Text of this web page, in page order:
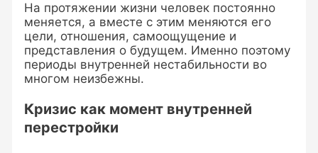
На протяжении жизни человек постоянно
меняется, а вместе с этим меняются его
цели, отношения, самоощущение и
представления о будущем. Именно поэтому
периоды внутренней нестабильности во
многом неизбежны.
Кризис как момент внутренней
перестройки